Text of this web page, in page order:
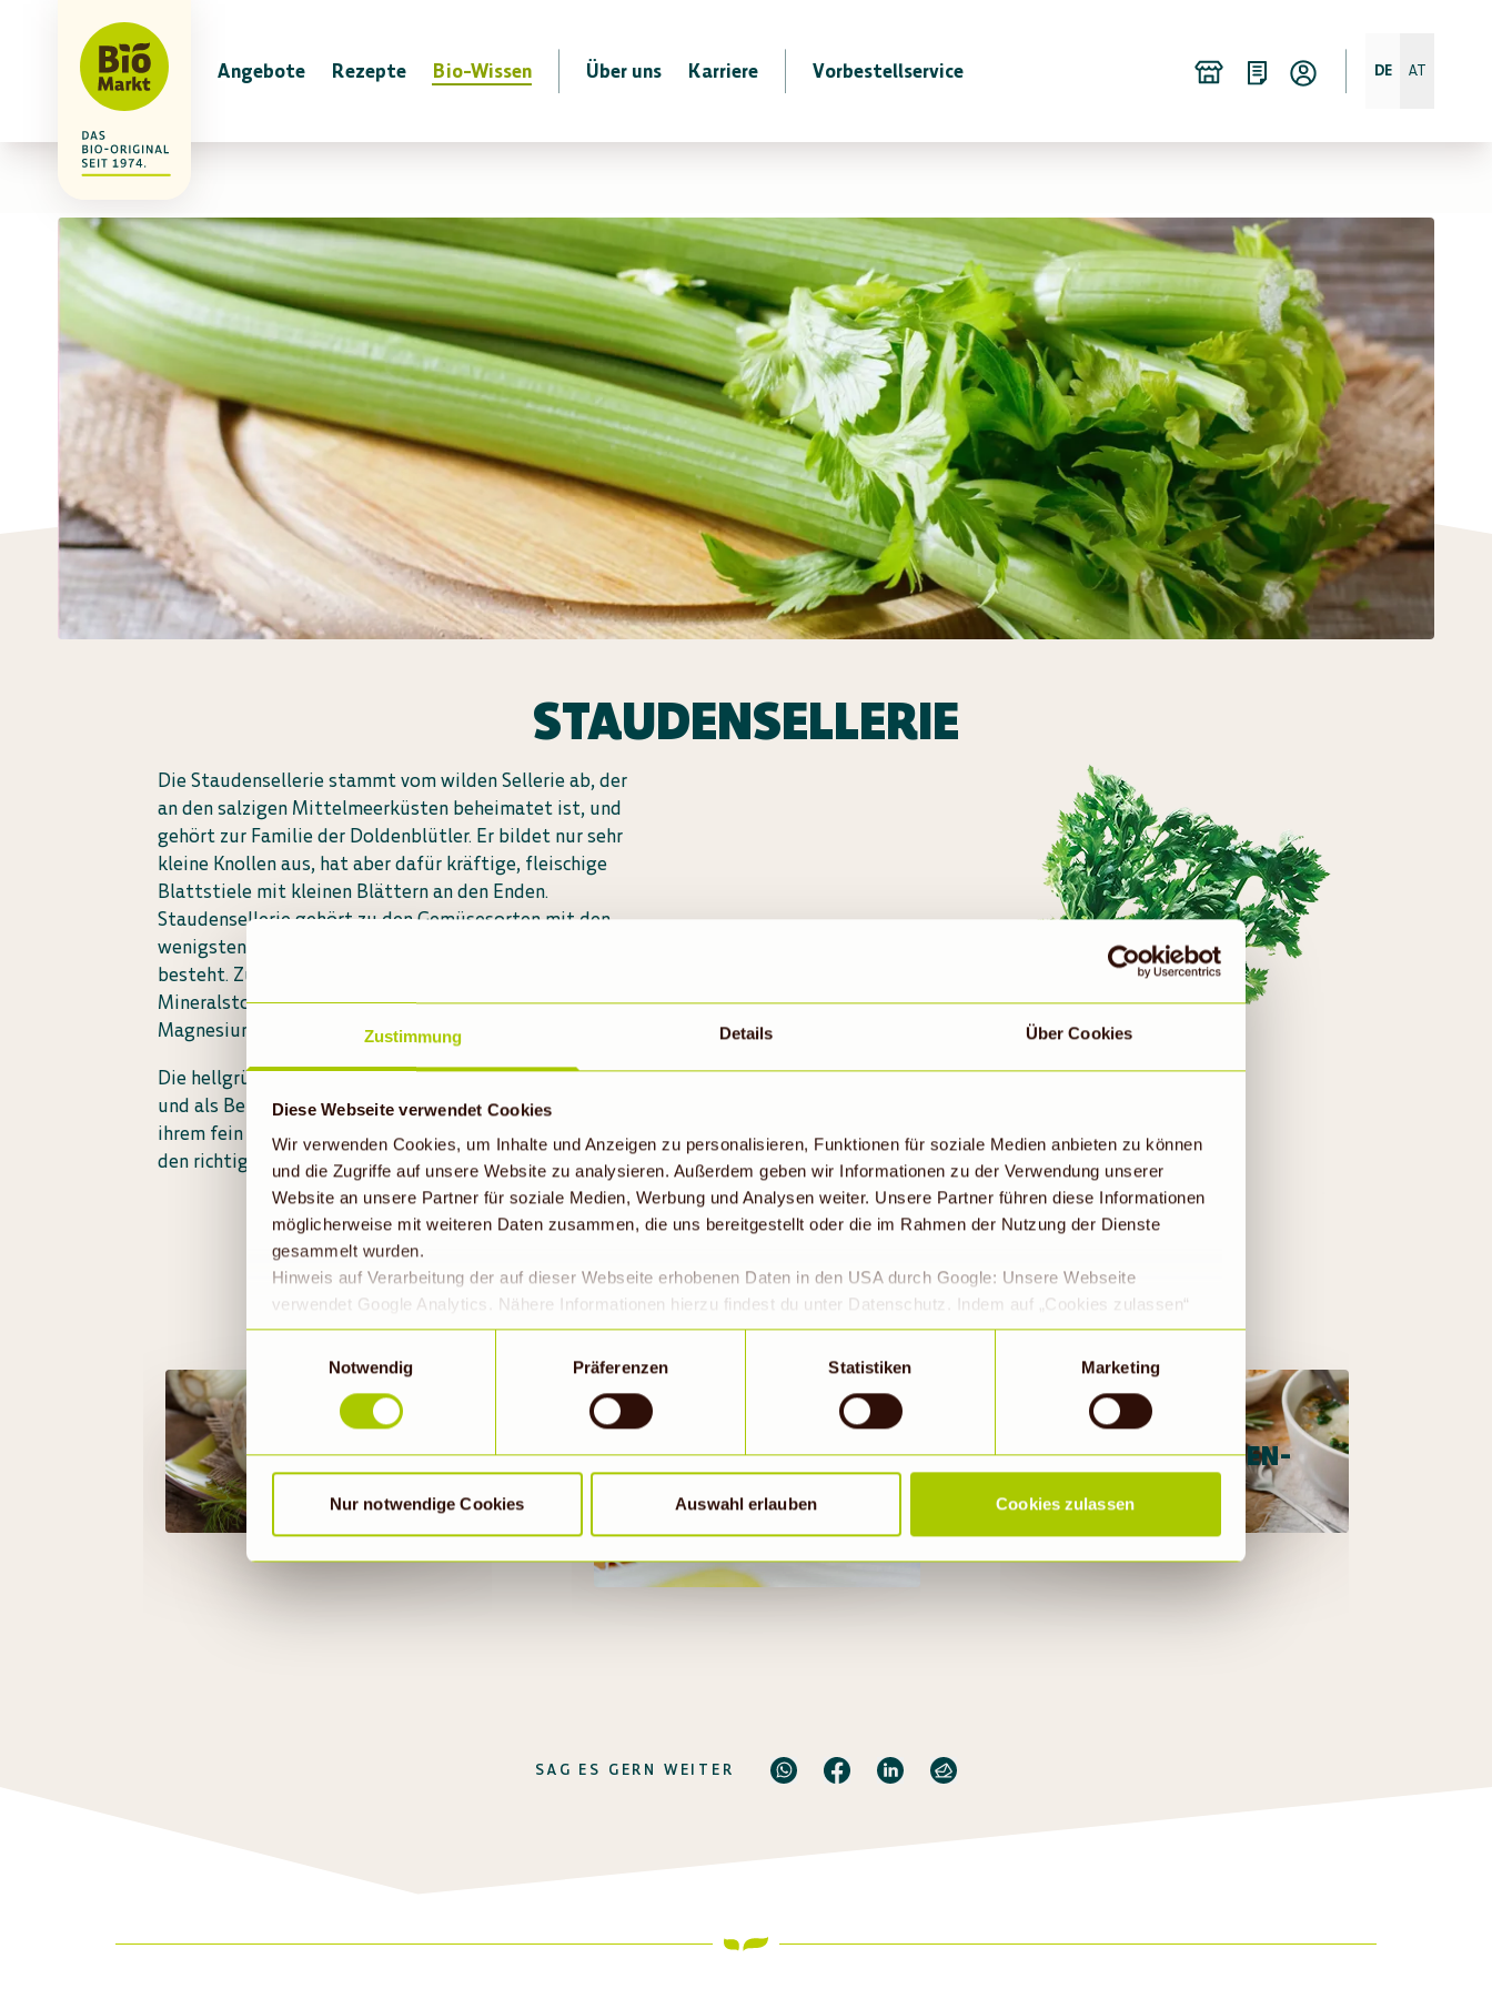
Zustimmung Details Über Cookies
Diese Webseite verwendet Cookies
Wir verwenden Cookies, um Inhalte und Anzeigen zu personalisieren, Funktionen für soziale Medien anbieten zu können
und die Zugriffe auf unsere Website zu analysieren. Außerdem geben wir Informationen zu der Verwendung unserer
Website an unsere Partner für soziale Medien, Werbung und Analysen weiter. Unsere Partner führen diese Informationen
möglicherweise mit weiteren Daten zusammen, die uns bereitgestellt oder die im Rahmen der Nutzung der Dienste
gesammelt wurden.
Hinweis auf Verarbeitung der auf dieser Webseite erhobenen Daten in den USA durch Google: Unsere Webseite
verwendet Google Analytics. Nähere Informationen hierzu findest du unter Datenschutz. Indem auf „Cookies zulassen“
geklickt bzw. statistische Cookies erlaubt werden, wird zugleich gem. Art. 49 Abs. 1 S. 1 lit a DS-GVO eingewilligt, dass
die Daten in den USA verarbeitet werden. Die USA werden vom Europäischen Gerichtshof als ein Land mit einem nach
EU-Standards unzureichendem Datenschutzniveau eingeschätzt. Es besteht insbesondere das Risiko, dass die Daten
durch US-Behörden, zu Kontroll- und zu Überwachungszwecken, möglicherweise auch ohne Rechtsbehelfsmöglichkeiten,
Notwendig
Präferenzen Statistiken Marketing
Nur notwendige Cookies Auswahl erlauben Cookies zulassen
Angebote Rezepte Bio-Wissen Über uns Karriere Vorbestellservice DE AT
STAUDENSELLERIE
Die Staudensellerie stammt vom wilden Sellerie ab, der
an den salzigen Mittelmeerküsten beheimatet ist, und
gehört zur Familie der Doldenblütler. Er bildet nur sehr
kleine Knollen aus, hat aber dafür kräftige, fleischige
Blattstiele mit kleinen Blättern an den Enden.
Staudensellerie gehört zu den Gemüsesorten mit den
wenigsten Kalorien, da er zu über 90% aus Wasser
besteht. Zudem besitzt er viele Vitamine und wichtige
Mineralstoffe und ist reich an Kalium, Natrium,
Magnesium und Kalzium.
Die hellgrünen Stangen eignen sich bestens für Salate
und als Beilage zu Fleischgerichten oder Suppen. Mit
ihrem fein würzigen Aroma geben sie vielen Speisen
den richtigen Pfiff.
FENCHEL SELLERIESALAT
SELLERIE-BIRNEN-
SUPPE
SAG ES GERN WEITER